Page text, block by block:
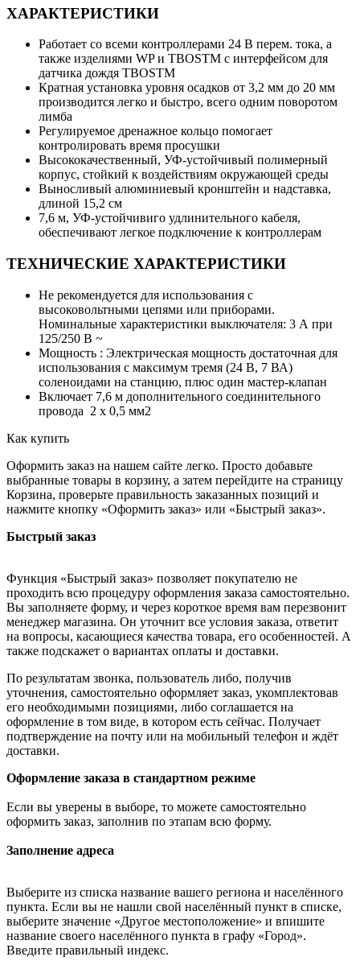
ХАРАКТЕРИСТИКИ
Работает со всеми контроллерами 24 В перем. тока, а
также изделиями WP и TBOSTM с интерфейсом для
датчика дождя TBOSTM
Кратная установка уровня осадков от 3,2 мм до 20 мм
производится легко и быстро, всего одним поворотом
лимба
Регулируемое дренажное кольцо помогает
контролировать время просушки
Высококачественный, УФ-устойчивый полимерный
корпус, стойкий к воздействиям окружающей среды
Выносливый алюминиевый кронштейн и надставка,
длиной 15,2 см
7,6 м, УФ-устойчивиго удлинительного кабеля,
обеспечивают легкое подключение к контроллерам
ТЕХНИЧЕСКИЕ ХАРАКТЕРИСТИКИ
Не рекомендуется для использования с
высоковольтными цепями или приборами.
Номинальные характеристики выключателя: 3 А при
125/250 В ~
Мощность : Электрическая мощность достаточная для
использования с максимум тремя (24 В, 7 ВА)
соленоидами на станцию, плюс один мастер-клапан
Включает 7,6 м дополнительного соединительного
провода 2 х 0,5 мм2
Как купить
Оформить заказ на нашем сайте легко. Просто добавьте
выбранные товары в корзину, а затем перейдите на страницу
Корзина, проверьте правильность заказанных позиций и
нажмите кнопку «Оформить заказ» или «Быстрый заказ».
Быстрый заказ
Функция «Быстрый заказ» позволяет покупателю не
проходить всю процедуру оформления заказа самостоятельно.
Вы заполняете форму, и через короткое время вам перезвонит
менеджер магазина. Он уточнит все условия заказа, ответит
на вопросы, касающиеся качества товара, его особенностей. А
также подскажет о вариантах оплаты и доставки.
По результатам звонка, пользователь либо, получив
уточнения, самостоятельно оформляет заказ, укомплектовав
его необходимыми позициями, либо соглашается на
оформление в том виде, в котором есть сейчас. Получает
подтверждение на почту или на мобильный телефон и ждёт
доставки.
Оформление заказа в стандартном режиме
Если вы уверены в выборе, то можете самостоятельно
оформить заказ, заполнив по этапам всю форму.
Заполнение адреса
Выберите из списка название вашего региона и населённого
пункта. Если вы не нашли свой населённый пункт в списке,
выберите значение «Другое местоположение» и впишите
название своего населённого пункта в графу «Город».
Введите правильный индекс.